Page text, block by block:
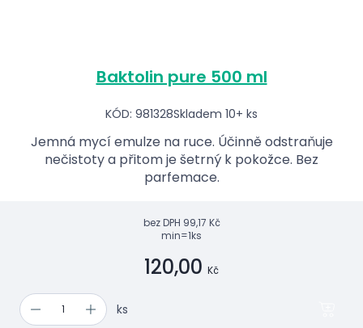
Baktolin pure 500 ml
KÓD: 981328Skladem 10+ ks
Jemná mycí emulze na ruce. Účinně odstraňuje
nečistoty a přitom je šetrný k pokožce. Bez
parfemace.
bez DPH 99,17 Kč
min=1ks
120,00 Kč
ks